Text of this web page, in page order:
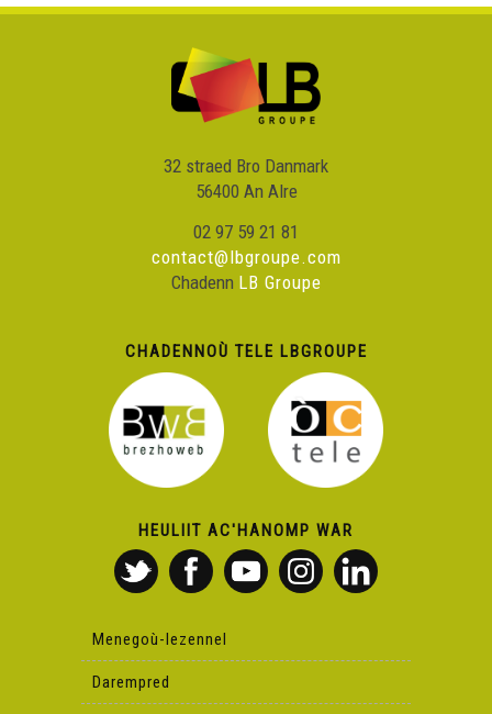
32 straed Bro Danmark
56400 An Alre
02 97 59 21 81
contact@lbgroupe.com
Chadenn LB Groupe
CHADENNOÙ TELE LBGROUPE
HEULIIT AC'HANOMP WAR
Menegoù-lezennel
Darempred